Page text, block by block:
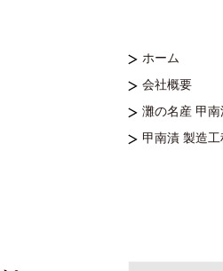
ホーム
会社概要
灘の名産 甲南
甲南漬 製造工